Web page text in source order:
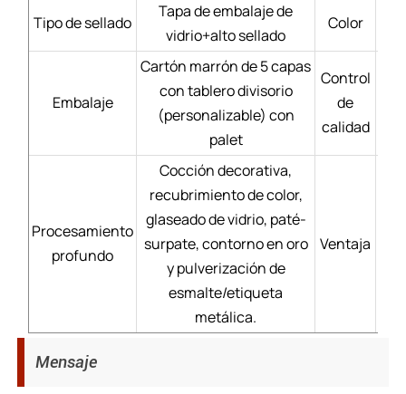
Tipo de sellado
Tapa de embalaje de
vidrio+alto sellado
Color
Embalaje
Cartón marrón de 5 capas
con tablero divisorio
(personalizable) con
palet
Control
de
calidad
Procesamiento
profundo
Cocción decorativa,
recubrimiento de color,
glaseado de vidrio, paté-
surpate, contorno en oro
y pulverización de
esmalte/etiqueta
metálica.
Ventaja
Mensaje